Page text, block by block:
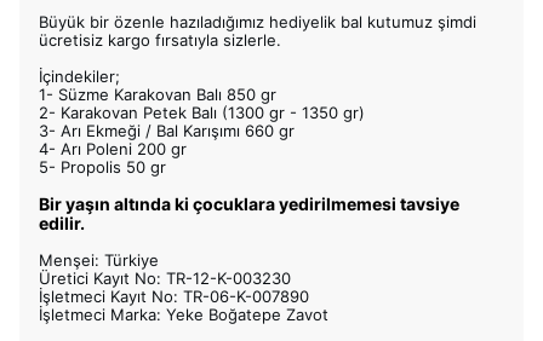
Büyük bir özenle hazıladığımız hediyelik bal kutumuz şimdi
ücretisiz kargo fırsatıyla sizlerle.
İçindekiler;
1- Süzme Karakovan Balı 850 gr
2- Karakovan Petek Balı (1300 gr - 1350 gr)
3- Arı Ekmeği / Bal Karışımı 660 gr
4- Arı Poleni 200 gr
5- Propolis 50 gr
Bir yaşın altında ki çocuklara yedirilmemesi tavsiye
edilir.
Menşei: Türkiye
Üretici Kayıt No: TR-12-K-003230
İşletmeci Kayıt No: TR-06-K-007890
İşletmeci Marka: Yeke Boğatepe Zavot